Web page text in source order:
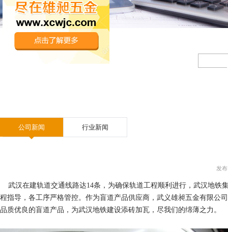
公司新闻 行业新闻
发
武汉在建轨道交通线路达14条， 为确保轨道工程顺利进行，武汉地铁
程指导 ， 各工序严格管控。作为盲道产品供应商，武义雄昶五金有限公
品质优良的盲道产品，为武汉地铁建设添砖加瓦，尽我们的绵薄之力。